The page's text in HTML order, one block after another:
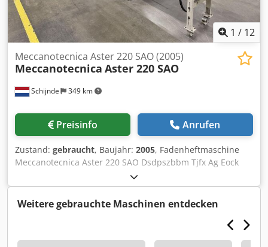
Meccanotecnica Aster 2000 Year: 1998 - Automatic setting -
Pre-loader sistema - 4 + 4 opening possibilities - Plus
stacker - Including pump
1 / 12
Schijndel 349 km
Meccanotecnica Aster 220 SAO (2005)
Meccanotecnica Aster 220 SAO
Preisinfo Anrufen
Zustand: gebraucht, Baujahr: 2005, Fadenheftmaschine
Meccanotecnica Aster 220 SAO Dsdpszbbm Tjfx Ag Eock
Baujahr: 2005 Beschreibung: - Farbmonitor mit Touch-
Screen - Vorlader - Anleger - Optische Bogenarterkennung
- 4 + 4 Öffnungsmöglichkeiten - Buchblocktrenner -
Buchstapler: Plus stacker - Ohne Pumpe
Weitere gebrauchte Maschinen entdecken